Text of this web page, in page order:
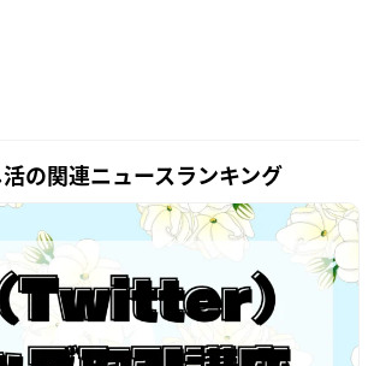
の関連ニュースランキング